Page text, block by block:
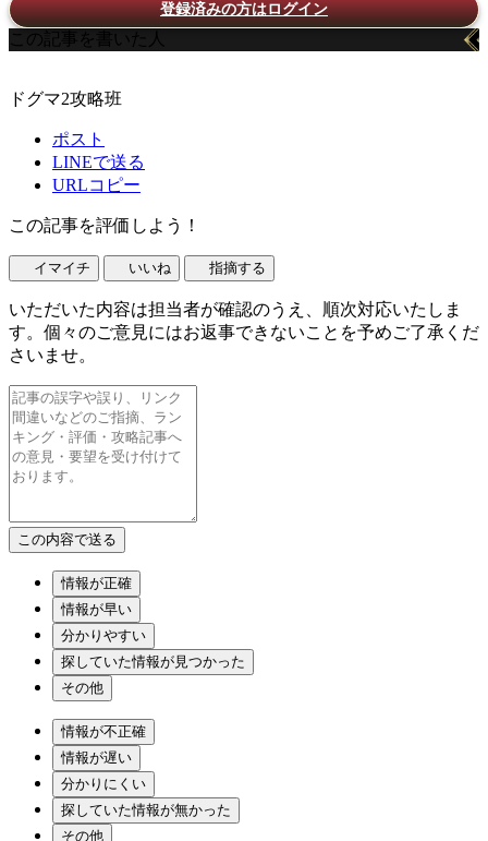
登録済みの方はログイン
この記事を書いた人
ドグマ2攻略班
ポスト
LINEで送る
URLコピー
この記事を評価しよう！
イマイチ いいね 指摘する
いただいた内容は担当者が確認のうえ、順次対応いたしま
す。個々のご意見にはお返事できないことを予めご了承くだ
さいませ。
情報が正確
情報が早い
分かりやすい
探していた情報が見つかった
その他
情報が不正確
情報が遅い
分かりにくい
探していた情報が無かった
その他